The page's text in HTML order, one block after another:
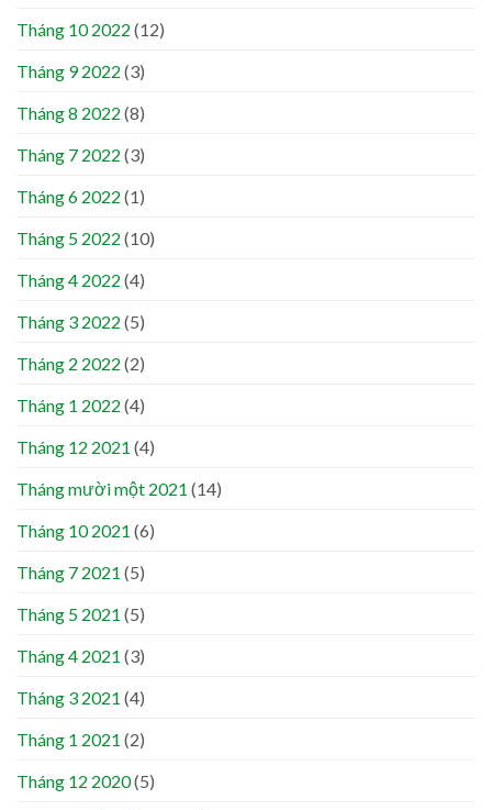
Tháng 10 2022 (12)
Tháng 9 2022 (3)
Tháng 8 2022 (8)
Tháng 7 2022 (3)
Tháng 6 2022 (1)
Tháng 5 2022 (10)
Tháng 4 2022 (4)
Tháng 3 2022 (5)
Tháng 2 2022 (2)
Tháng 1 2022 (4)
Tháng 12 2021 (4)
Tháng mười một 2021 (14)
Tháng 10 2021 (6)
Tháng 7 2021 (5)
Tháng 5 2021 (5)
Tháng 4 2021 (3)
Tháng 3 2021 (4)
Tháng 1 2021 (2)
Tháng 12 2020(5)